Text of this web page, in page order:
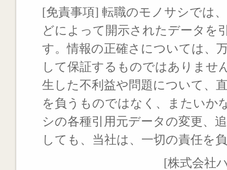
[免責事項] 転職のモノサシでは
どによって開示されたデータを
す。情報の正確さについては、
して保証するものではありませ
生した不利益や問題について、
を負うものではなく、またいか
シの各種引用元データの変更、
しても、当社は、一切の責任を
[株式会社